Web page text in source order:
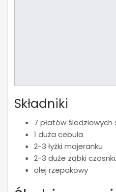
Składniki
7 płatów śledziowych
1 duża cebula
2-3 łyżki majeranku
2-3 duże ząbki
olej rzepakowy